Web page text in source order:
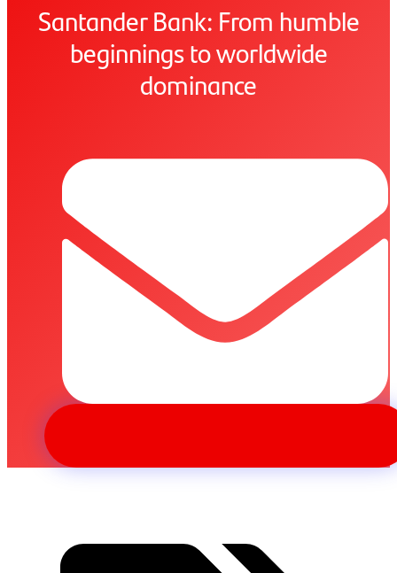
Santander Bank: From humble
beginnings to worldwide
dominance